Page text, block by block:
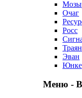
Очаг
Росс
Траян
Эван
Меню -